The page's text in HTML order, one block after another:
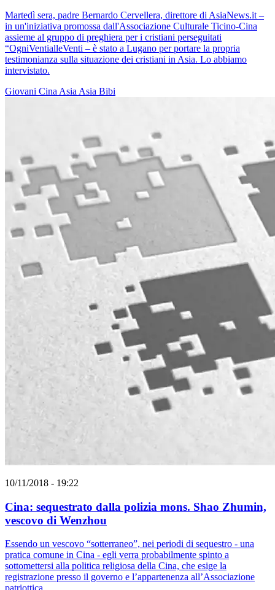
Martedì sera, padre Bernardo Cervellera, direttore di AsiaNews.it –
in un'iniziativa promossa dall'Associazione Culturale Ticino-Cina
assieme al gruppo di preghiera per i cristiani perseguitati
“OgniVentialleVenti – è stato a Lugano per portare la propria
testimonianza sulla situazione dei cristiani in Asia. Lo abbiamo
intervistato.
Giovani Cina Asia Asia Bibi
10/11/2018 - 19:22
Cina: sequestrato dalla polizia mons. Shao Zhumin,
vescovo di Wenzhou
Essendo un vescovo “sotterraneo”, nei periodi di sequestro - una
pratica comune in Cina - egli verra probabilmente spinto a
sottomettersi alla politica religiosa della Cina, che esige la
registrazione presso il governo e l’appartenenza all’Associazione